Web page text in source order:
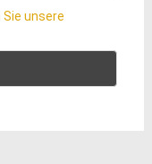
unsere